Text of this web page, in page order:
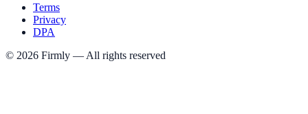
Terms
Privacy
DPA
© 2026 Firmly — All rights reserved